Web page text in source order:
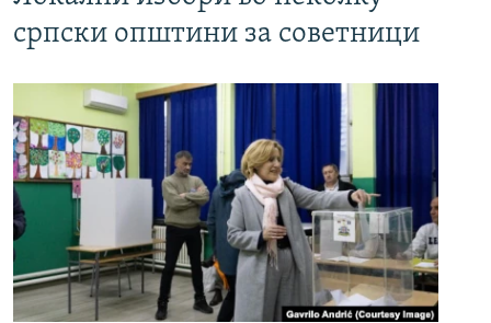
српски општини за советници